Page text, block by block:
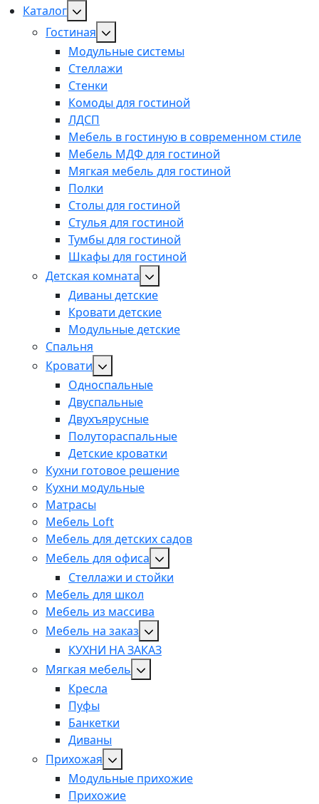
Каталог
Гостиная
Модульные системы
Стеллажи
Стенки
Комоды для гостиной
ЛДСП
Мебель в гостиную в современном стиле
Мебель МДФ для гостиной
Мягкая мебель для гостиной
Полки
Столы для гостиной
Стулья для гостиной
Тумбы для гостиной
Шкафы для гостиной
Детская комната
Диваны детские
Кровати детские
Модульные детские
Спальня
Кровати
Односпальные
Двуспальные
Двухъярусные
Полутораспальные
Детские кроватки
Кухни готовое решение
Кухни модульные
Матрасы
Мебель Loft
Мебель для детских садов
Мебель для офиса
Стеллажи и стойки
Мебель для школ
Мебель из массива
Мебель на заказ
КУХНИ НА ЗАКАЗ
Мягкая мебель
Кресла
Пуфы
Банкетки
Диваны
Прихожая
Модульные прихожие
Прихожие